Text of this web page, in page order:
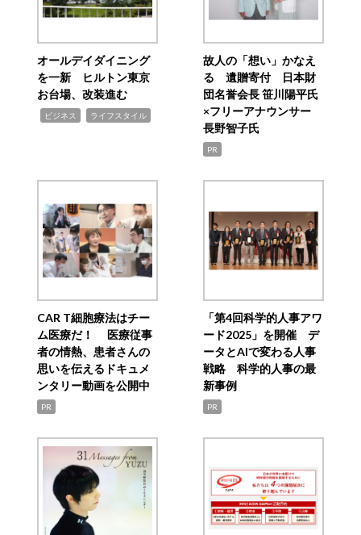
オールデイダイニング
を一新 ヒルトン東京
お台場、改装進む
ビジネス ライフスタイル
故人の「想い」かなえ
る 遺贈寄付 日本財
団名誉会長 笹川陽平氏
×フリーアナウンサー
長野智子氏
PR
CAR T細胞療法はチー
ム医療だ！ 医療従事
者の情熱、患者さんの
思いを伝えるドキュメ
ンタリー動画を公開中
PR
「第4回科学的人事アワ
ード2025」を開催 デ
ータとAIで変わる人事
戦略 科学的人事の最
新事例
PR